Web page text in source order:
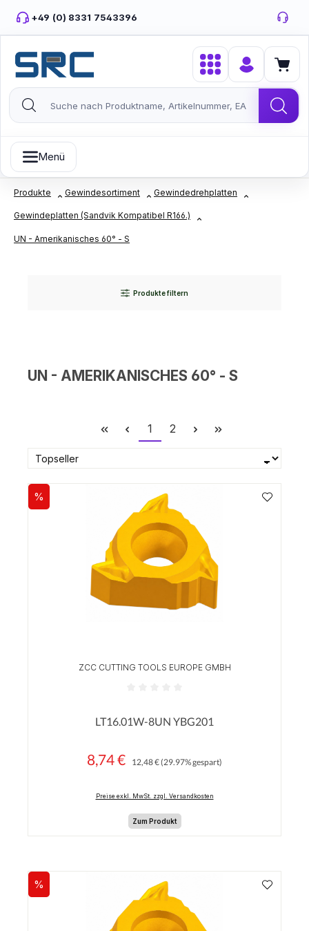
Zum Hauptinhalt springen
+49 (0) 8331 7543396
Menü
Produkte Gewindesortiment Gewindedrehplatten
Gewindeplatten (Sandvik Kompatibel R166.)
UN - Amerikanisches 60° - S
Produkte filtern
UN - AMERIKANISCHES 60° - S
Seite
1 Seite
2
Rabatt
%
ZCC CUTTING TOOLS EUROPE GMBH
LT16.01W-8UN YBG201
Verkaufspreis:
8,74 € 12,48 €(29.97% gespart)
Preise exkl. MwSt. zzgl. Versandkosten
Zum Produkt
Rabatt
%